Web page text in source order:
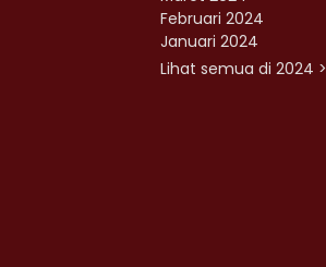
Februari 2024
Januari 2024
Lihat semua di 2024 >